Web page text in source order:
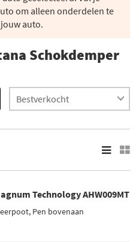
om alleen onderdelen te
auto.
Schokdemper
Technology AHW009MT
Pen bovenaan